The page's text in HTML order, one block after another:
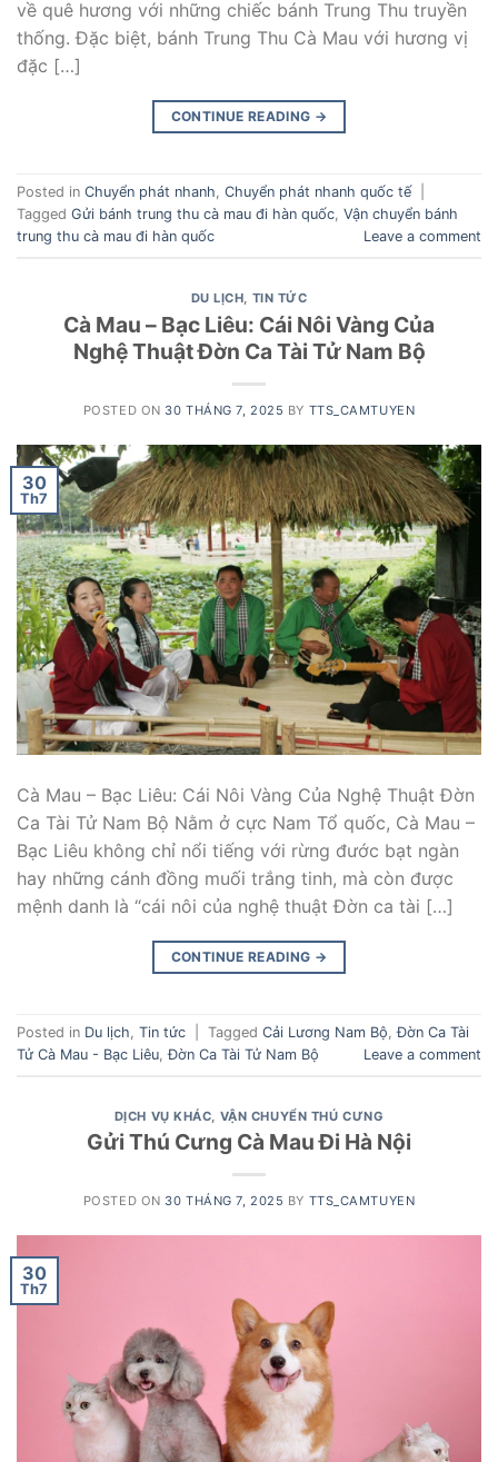
về quê hương với những chiếc bánh Trung Thu truyền
thống. Đặc biệt, bánh Trung Thu Cà Mau với hương vị
đặc […]
CONTINUE READING →
Posted in Chuyển phát nhanh, Chuyển phát nhanh quốc tế
Tagged Gửi bánh trung thu cà mau đi hàn quốc, Vận chuyển bánh
trung thu cà mau đi hàn quốc
Leave a comment
DU LỊCH, TIN TỨC
Cà Mau – Bạc Liêu: Cái Nôi Vàng Của
Nghệ Thuật Đờn Ca Tài Tử Nam Bộ
POSTED ON 30 THÁNG 7, 2025 BY TTS_CAMTUYEN
30
Th7
Cà Mau – Bạc Liêu: Cái Nôi Vàng Của Nghệ Thuật Đờn
Ca Tài Tử Nam Bộ Nằm ở cực Nam Tổ quốc, Cà Mau –
Bạc Liêu không chỉ nổi tiếng với rừng đước bạt ngàn
hay những cánh đồng muối trắng tinh, mà còn được
mệnh danh là “cái nôi của nghệ thuật Đờn ca tài […]
CONTINUE READING →
Posted in Du lịch, Tin tức Tagged Cải Lương Nam Bộ,Đờn Ca Tài
Tử Cà Mau - Bạc Liêu,Đờn Ca Tài Tử Nam Bộ Leave a comment
DỊCH VỤ KHÁC, VẬN CHUYỂN THÚ CƯNG
Gửi Thú Cưng Cà Mau Đi Hà Nội
POSTED ON 30 THÁNG 7, 2025 BY TTS_CAMTUYEN
30
Th7